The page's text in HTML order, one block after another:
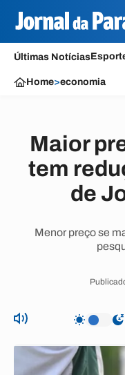
Últimas Notícias
Home>economia
Maior
tem
de
Menor preço se